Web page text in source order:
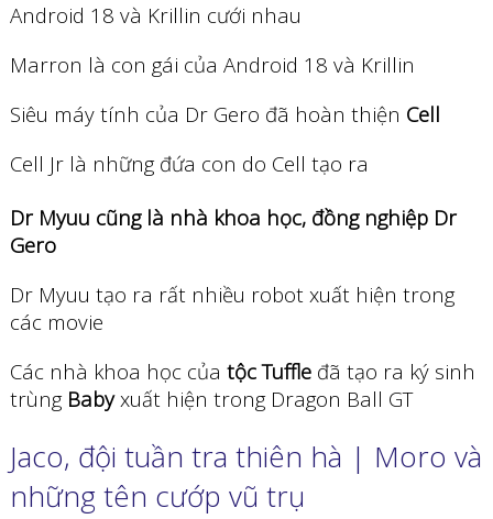
Android 18 và Krillin cưới nhau
Marron là con gái của Android 18 và Krillin
Siêu máy tính của Dr Gero đã hoàn thiện Cell
Cell Jr là những đứa con do Cell tạo ra
Dr Myuu cũng là nhà khoa học, đồng nghiệp Dr
Gero
Dr Myuu tạo ra rất nhiều robot xuất hiện trong
các movie
Các nhà khoa học của tộc Tuffleđã tạo ra ký sinh
trùng Babyxuất hiện trong Dragon Ball GT
Jaco, đội tuần tra thiên hà | Moro và
những tên cướp vũ trụ